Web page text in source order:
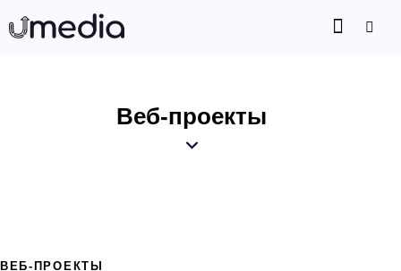
Веб-проекты
ВЕБ-ПРОЕКТЫ